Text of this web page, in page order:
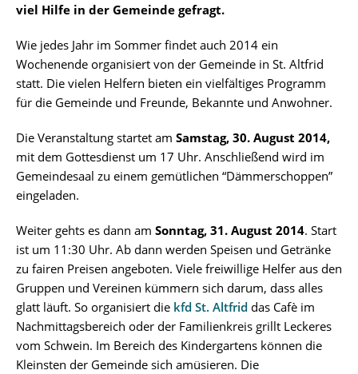
viel Hilfe in der Gemeinde gefragt.
Wie jedes Jahr im Sommer findet auch 2014 ein
Wochenende organisiert von der Gemeinde in St. Altfrid
statt. Die vielen Helfern bieten ein vielfältiges Programm
für die Gemeinde und Freunde, Bekannte und Anwohner.
Die Veranstaltung startet am Samstag, 30. August 2014,
mit dem Gottesdienst um 17 Uhr. Anschließend wird im
Gemeindesaal zu einem gemütlichen “Dämmerschoppen”
eingeladen.
Weiter gehts es dann am Sonntag, 31. August 2014. Start
ist um 11:30 Uhr. Ab dann werden Speisen und Getränke
zu fairen Preisen angeboten. Viele freiwillige Helfer aus den
Gruppen und Vereinen kümmern sich darum, dass alles
glatt läuft. So organisiert die kfd St. Altfrid das Cafè im
Nachmittagsbereich oder der Familienkreis grillt Leckeres
vom Schwein. Im Bereich des Kindergartens können die
Kleinsten der Gemeinde sich amüsieren. Die